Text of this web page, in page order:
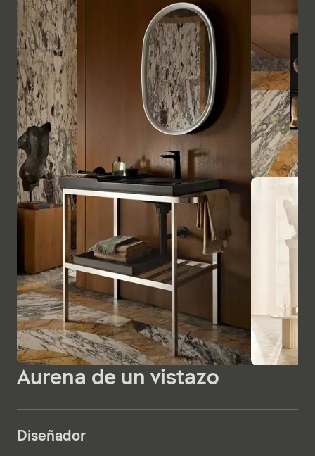
Aurena de un vistazo
Diseñador